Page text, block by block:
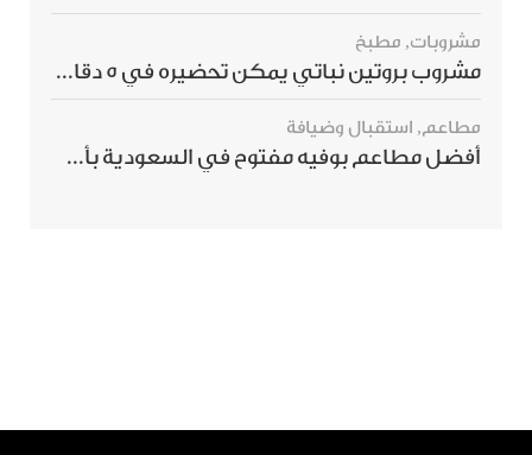
مشروبات, مطبخ
مشروب بروتين نباتي يمكن تحضيره في 5 دقائق ويمنحك شعورًا بالشبع
مطاعم, استقبال وضيافة
أفضل مطاعم بوفيه مفتوح في السعودية بأسعار تناسب الجميع